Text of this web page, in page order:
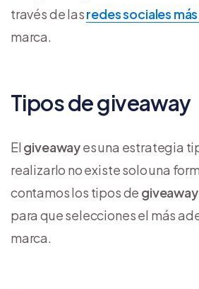
través de lasredes sociales
marca.
Tipos de giveaway
El giveawayes una estrategia
realizarlo no existe solo una
contamos los tipos de giveaway
para que selecciones el más
marca.